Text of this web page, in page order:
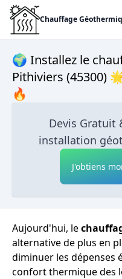
Chauffage
🌍 Installez le
Pithiviers (45300)
🔥
Devis Gratuit
installation
J'obtiens
Aujourd'hui, le
alternative de plus en
diminuer les dépenses
confort thermique des